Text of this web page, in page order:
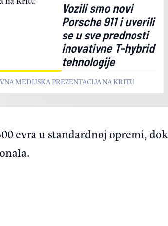
Vozili smo novi
Porsche 911 i uverili
se u sve prednosti
inovativne T-hybrid
tehnologije
MEDIJSKA PREZENTACIJA NA KRITU
evra u standardnoj opremi, dok